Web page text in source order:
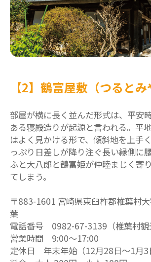
【2】鶴富屋敷（つるとみ
部屋が横に長く並んだ形式は、平安
ある寝殿造りが起源と言われる。平
はよく見かける形で、傾斜地を上手
っぷり日差しが降り注ぐ長い縁側に
ふと大八郎と鶴富姫が仲睦まじく寄
てしまう。
〒883-1601 宮崎県東臼杵郡椎葉村
葉
電話番号 0982-67-3139（椎葉村観
営業時間 9:00〜17:00
定休日 年末年始（12月28日～1月3